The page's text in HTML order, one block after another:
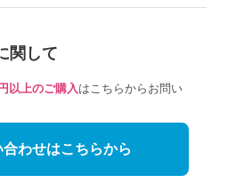
関して
以上のご購入はこちらからお問い
合わせはこちらから